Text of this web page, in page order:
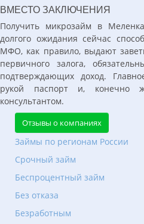
ВМЕСТО ЗАКЛЮЧЕНИЯ
Получить микрозайм в
долгого ожидания сейчас
МФО, как правило, выдают
первичного залога,
подтверждающих доход.
рукой паспорт и, конечно
консультантом.
Отзывы о компаниях
Займы по регионам России
Срочный займ
Беспроцентный займ
Без отказа
Безработным